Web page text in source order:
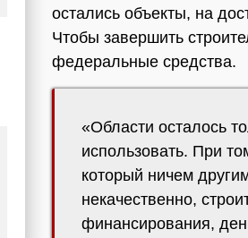
остались объекты, на
Чтобы завершить
федеральные средства.
«Области осталось
использовать. При
который ничем
некачественно,
финансирования,